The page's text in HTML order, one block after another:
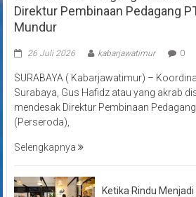
Direktur Pembinaan Pedagang
Mundur
26 Juli 2026 kabarjawatimur 0
SURABAYA ( Kabarjawatimur) –
Surabaya, Gus Hafidz atau yang akrab
mendesak Direktur Pembinaan
(Perseroda),
Selengkapnya
Ketika Rindu